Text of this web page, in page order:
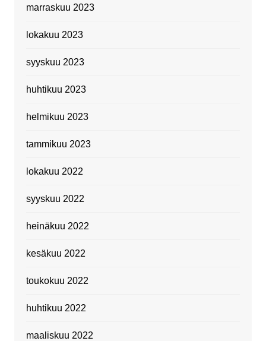
marraskuu 2023
lokakuu 2023
syyskuu 2023
huhtikuu 2023
helmikuu 2023
tammikuu 2023
lokakuu 2022
syyskuu 2022
heinäkuu 2022
kesäkuu 2022
toukokuu 2022
huhtikuu 2022
maaliskuu 2022